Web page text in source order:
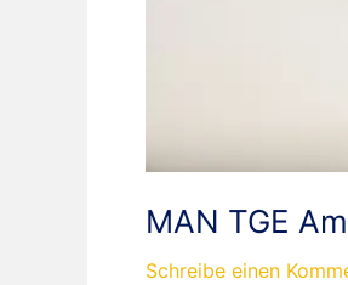
MAN TGE
Schreibe einen